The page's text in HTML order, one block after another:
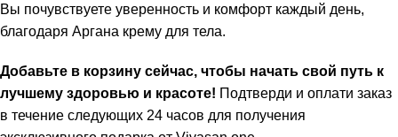
Вы почувствуете уверенность и комфорт каждый день,
благодаря Аргана крему для тела.
Добавьте в корзину сейчас, чтобы начать свой путь к
лучшему здоровью и красоте! Подтверди и оплати заказ
в течение следующих 24 часов для получения